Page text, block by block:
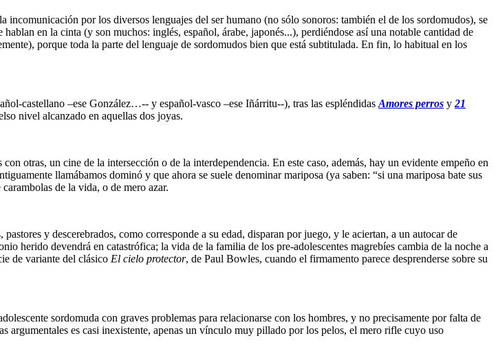
incomunicación por los diversos lenguajes del ser humano (no sólo sonoros: también el de los sordomudos), se
en la cinta (y son muchos: inglés, español, árabe, japonés...), perdiéndose así una notable cantidad de
porque toda la parte del lenguaje de sordomudos bien que está subtitulada. En fin, lo habitual en los
castellano –ese González…-- y español-vasco –ese Iñárritu--), tras las espléndidas Amores perros y 21
nivel alcanzado en aquellas dos joyas.
otras, un cine de la intersección o de la interdependencia. En este caso, además, hay un evidente empeño en
llamábamos dominó y que ahora se suele denominar mariposa (ya saben: “si una mariposa bate sus
de la vida, o de mero azar.
y descerebrados, como corresponde a su edad, disparan por juego, y le aciertan, a un autocar de
herido devendrá en catastrófica; la vida de la familia de los pre-adolescentes magrebíes cambia de la noche a
de variante del clásico El cielo protector, de Paul Bowles, cuando el firmamento parece desprenderse sobre su
sordomuda con graves problemas para relacionarse con los hombres, y no precisamente por falta de
argumentales es casi inexistente, apenas un vínculo muy pillado por los pelos, el mero rifle cuyo uso